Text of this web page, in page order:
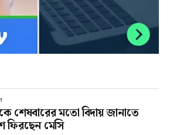
শেষবারের মতো বিদায় জানাতে
ফিরছেন মেসি